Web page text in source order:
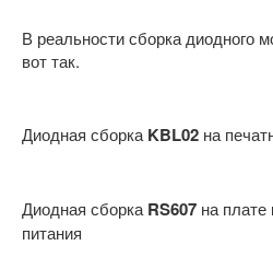
В реальности сборка диодного
вот так.
Диодная сборка KBL02 на
Диодная сборка RS607 на плате
питания